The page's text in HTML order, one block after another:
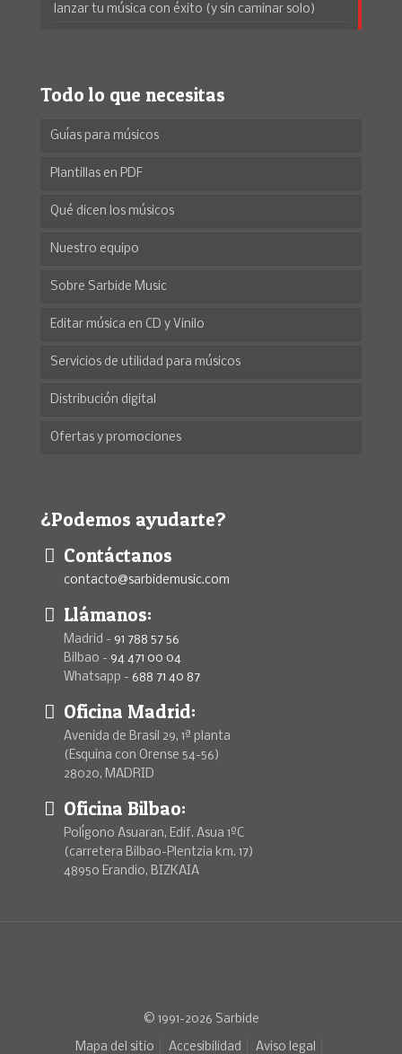
lanzar tu música con éxito (y sin caminar solo)
Todo lo que necesitas
Guías para músicos
Plantillas en PDF
Qué dicen los músicos
Nuestro equipo
Sobre Sarbide Music
Editar música en CD y Vinilo
Servicios de utilidad para músicos
Distribución digital
Ofertas y promociones
¿Podemos ayudarte?
Contáctanos
contacto@sarbidemusic.com
Llámanos:
Madrid - 91 788 57 56
Bilbao - 94 471 00 04
Whatsapp - 688 71 40 87
Oficina Madrid:
Avenida de Brasil 29, 1ª planta
(Esquina con Orense 54-56)
28020, MADRID
Oficina Bilbao:
Polígono Asuaran, Edif. Asua 1ºC
(carretera Bilbao-Plentzia km. 17)
48950 Erandio, BIZKAIA
© 1991-2026 Sarbide
Mapa del sitio Accesibilidad Aviso legal